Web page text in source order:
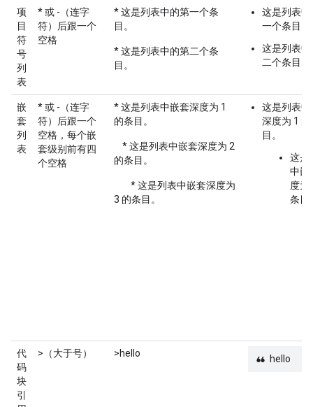
项
目
符
号
列
表
* 或 -（连字
符）后跟一个
空格
* 这是列表中的第一个条
目。
* 这是列表中的第二个条
目。
这是列表中
一个条目。
这是列表中
二个条目。
嵌
套
列
表
* 或 -（连字
符）后跟一个
空格，每个嵌
套级别前有四
个空格
* 这是列表中嵌套深度为 1
的条目。
* 这是列表中嵌套深度为 2
的条目。
* 这是列表中嵌套深度为
3 的条目。
这是列表中
深度为 1 的
目。
这是
中嵌
度为
条目
代
码
块
引
>（大于号） >hello hello